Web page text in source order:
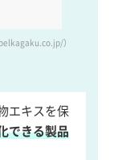
）
エキスを保
できる製品